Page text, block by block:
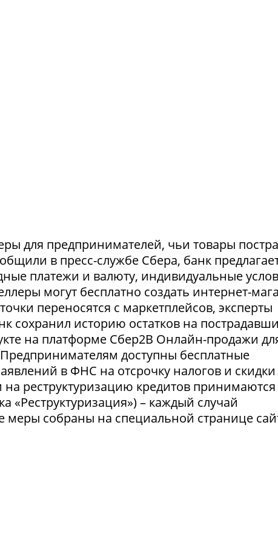
для предпринимателей, чьи товары
в пресс-службе Сбера, банк
платежи и валюту, индивидуальные
могут бесплатно создать интернет-
переносятся с маркетплейсов, эксперты
сохранил историю остатков на
на платформе Сбер2В Онлайн-продажи
доступны бесплатные
в ФНС на отсрочку налогов и
реструктуризацию кредитов принимаются
«Реструктуризация») – каждый случай
меры собраны на специальной странице